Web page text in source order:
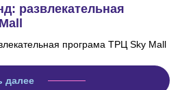
развлекательная
програма ТРЦ Sky Mall
далее